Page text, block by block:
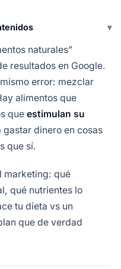
▾
naturales”
resultados en Google.
error: mezclar
alimentos que
que estimulan su
dinero en cosas
que sí.
marketing: qué
qué nutrientes lo
tu dieta vs un
que de verdad